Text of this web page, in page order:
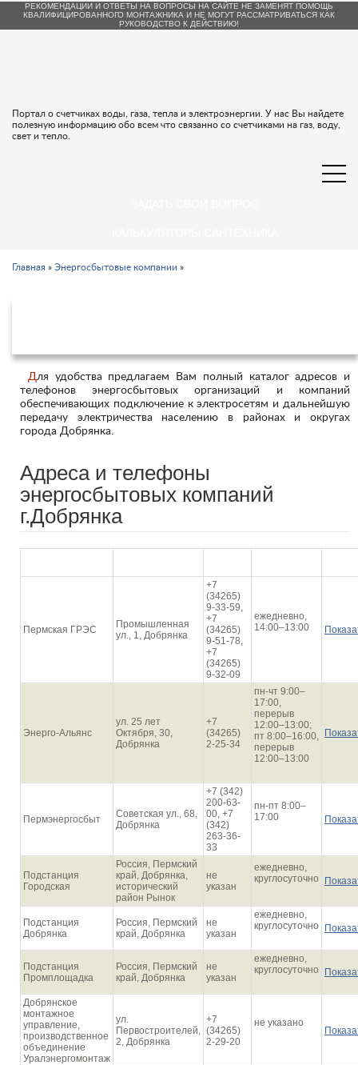
РЕКОМЕНДАЦИИ И ОТВЕТЫ НА ВОПРОСЫ НА САЙТЕ НЕ ЗАМЕНЯТ ПОМОЩЬ
КВАЛИФИЦИРОВАННОГО МОНТАЖНИКА И НЕ МОГУТ РАССМАТРИВАТЬСЯ КАК
РУКОВОДСТВО К ДЕЙСТВИЮ!
Портал о счетчиках воды, газа, тепла и электроэнергии. У нас Вы найдете
полезную информацию обо всем что связанно со счетчиками на газ, воду,
свет и тепло.
Главная » Энергосбытовые компании »
Для удобства предлагаем Вам полный каталог адресов и
телефонов энергосбытовых организаций и компаний
обеспечивающих подключение к электросетям и дальнейшую
передачу электричества населению в районах и округах
города Добрянка.
Адреса и телефоны
энергосбытовых компаний
г.Добрянка
Пермская ГРЭС
Промышленная
ул., 1, Добрянка
+7
(34265)
9-33-59,
+7
(34265)
9-51-78,
+7
(34265)
9-32-09
ежедневно,
14:00–13:00
Энерго-Альянс
ул. 25 лет
Октября, 30,
Добрянка
+7
(34265)
2-25-34
пн-чт 9:00–
17:00,
перерыв
12:00–13:00;
пт 8:00–16:00,
перерыв
12:00–13:00
Пермэнергосбыт
Советская ул., 68,
Добрянка
+7 (342)
200-63-
00, +7
(342)
263-36-
33
пн-пт 8:00–
17:00
Подстанция
Городская
Россия, Пермский
край, Добрянка,
исторический
район Рынок
не
указан
ежедневно,
круглосуточно
Подстанция
Добрянка
Россия, Пермский
край, Добрянка
не
указан
ежедневно,
круглосуточно
Подстанция
Промплощадка
Россия, Пермский
край, Добрянка
не
указан
ежедневно,
круглосуточно
Добрянское
монтажное
управление,
производственное
объединение
Уралэнергомонтаж
ул.
Первостроителей,
2, Добрянка
+7
(34265)
2-29-20
не указано